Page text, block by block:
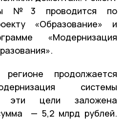
№3 проводится по
«Образование» и
«Модернизация
продолжается
системы
эти цели заложена
— 5,2 млрд рублей.